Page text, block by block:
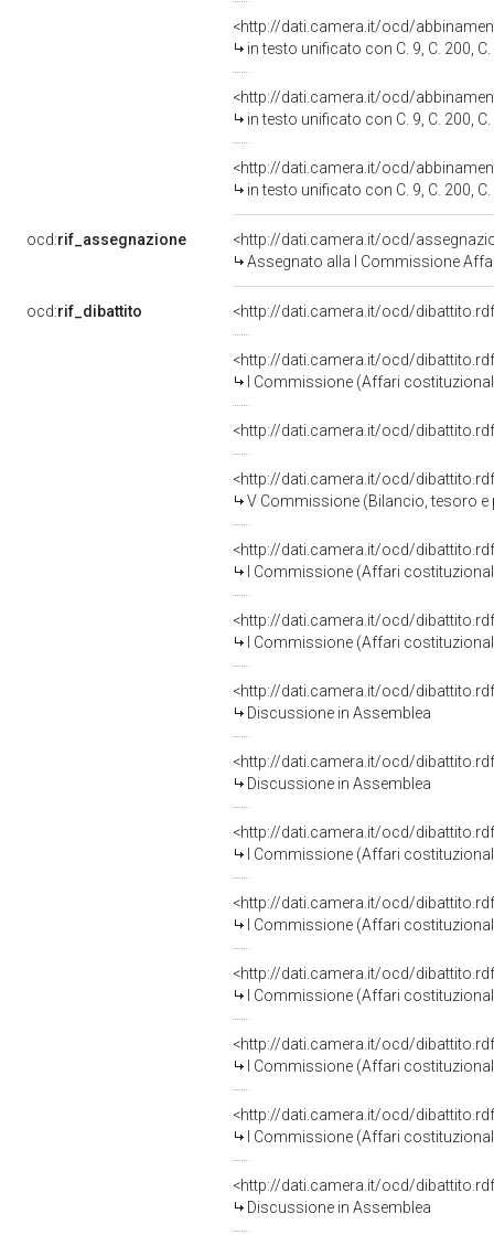
<http://dati.camera.it/ocd/
in testo unificato con C. 9, C. 200, C. 250, C. 273, C. 274, C. 349,
<http://dati.camera.it/ocd/
in testo unificato con C. 9, C. 200, C. 250, C. 273, C. 274, C. 349,
<http://dati.camera.it/ocd/
in testo unificato con C. 9, C. 200, C. 250, C. 273, C. 274, C. 349,
ocd:rif_assegnazione
<http://dati.camera.it/ocd/
Assegnato alla I Commissione
ocd:rif_dibattito <http://dati.camera.it/ocd/
<http://dati.camera.it/ocd/
I Commissione (Affari
<http://dati.camera.it/ocd/
<http://dati.camera.it/ocd/
V Commissione (Bilancio, tesoro
<http://dati.camera.it/ocd/
I Commissione (Affari
<http://dati.camera.it/ocd/
I Commissione (Affari
<http://dati.camera.it/ocd/
Discussione in Assemblea
<http://dati.camera.it/ocd/
Discussione in Assemblea
<http://dati.camera.it/ocd/
I Commissione (Affari
<http://dati.camera.it/ocd/
I Commissione (Affari
<http://dati.camera.it/ocd/
I Commissione (Affari
<http://dati.camera.it/ocd/
I Commissione (Affari
<http://dati.camera.it/ocd/
I Commissione (Affari
<http://dati.camera.it/ocd/
Discussione in Assemblea